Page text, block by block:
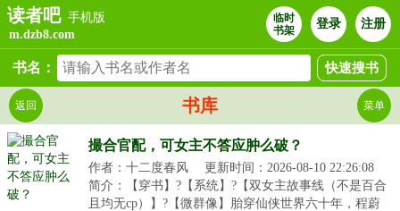
读者吧 手机版
m.dzb8.com
临时
书架
登录 注册
书名：
书库
返回 菜单
撮合官配，可女主不答应肿么破？
作者：十二度春风
更新时间：2026-08-10 22:26:08
简介：【穿书】?【系统】?【双女主故事线（不是百合
且均无cp）】?【微群像】胎穿仙侠世界六十年，程蔚